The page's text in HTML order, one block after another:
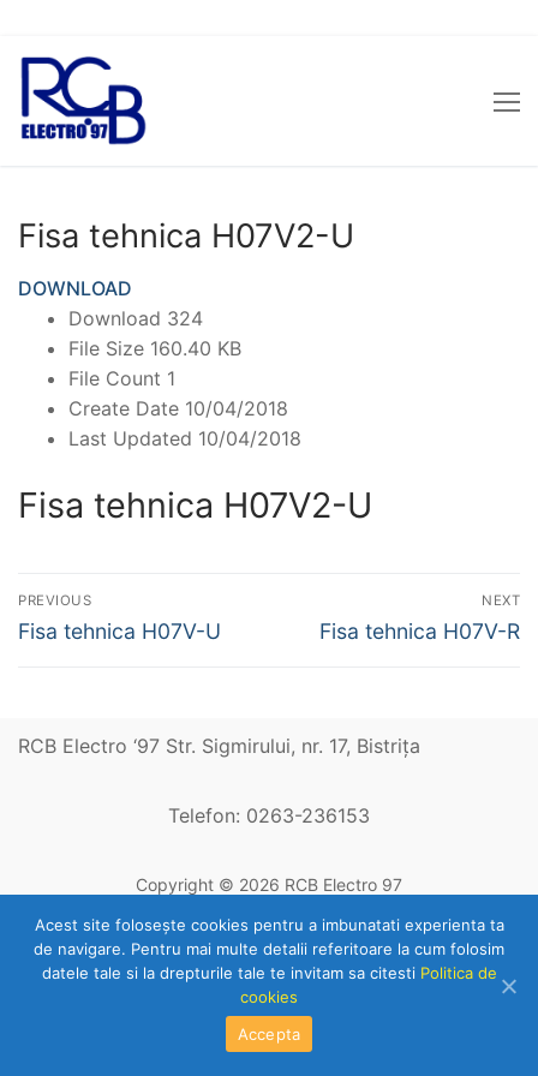
Sari
conținut
Fisa tehnica H07V2-U
DOWNLOAD
Download 324
File Size 160.40 KB
File Count 1
Create Date 10/04/2018
Last Updated 10/04/2018
Fisa tehnica H07V2-U
Navigare
în
PREVIOUS
Previous
Fisa tehnica H07V-U
NEXT
Next
Fisa tehnica H07V-R
RCB Electro ‘97 Str. Sigmirului, nr. 17, Bistriţa
Telefon: 0263-236153
Copyright © 2026 RCB Electro 97
Acest site foloseşte cookies pentru a imbunatati experienta ta
de navigare. Pentru mai multe detalii referitoare la cum folosim
datele tale si la drepturile tale te invitam sa citesti Politica de
cookies
Accepta